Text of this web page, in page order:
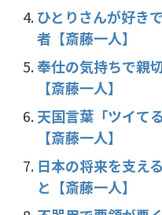
ひとりさんが好き
者【斎藤一人】
奉仕の気持ちで親
【斎藤一人】
天国言葉「ツイて
【斎藤一人】
日本の将来を支え
と【斎藤一人】